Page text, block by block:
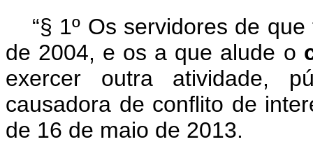
“§ 1º Os servidores de
de 2004, e os a que alude o
exercer outra atividade,
causadora de conflito de
de 16 de maio de 2013.